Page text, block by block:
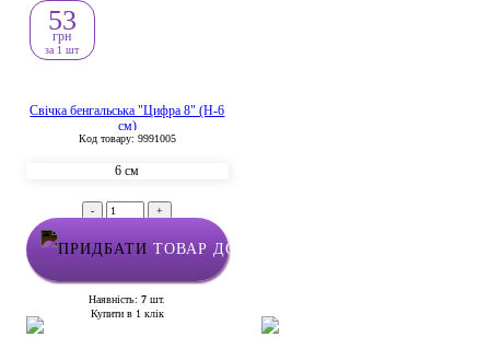
Свічка бенгальська "Цифра 8" (H-6
см)
Код товару: 9991005
6 см
53
грн
за 1 шт
- +
ТОВАР ДОДАНО У КОШИК
Наявність:7 шт.
Купити в 1 клік